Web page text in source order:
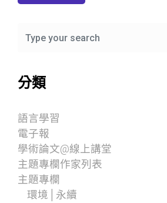
分類
語言學習
電子報
學術論文@線上講堂
主題專欄作家列表
主題專欄
環境│永續